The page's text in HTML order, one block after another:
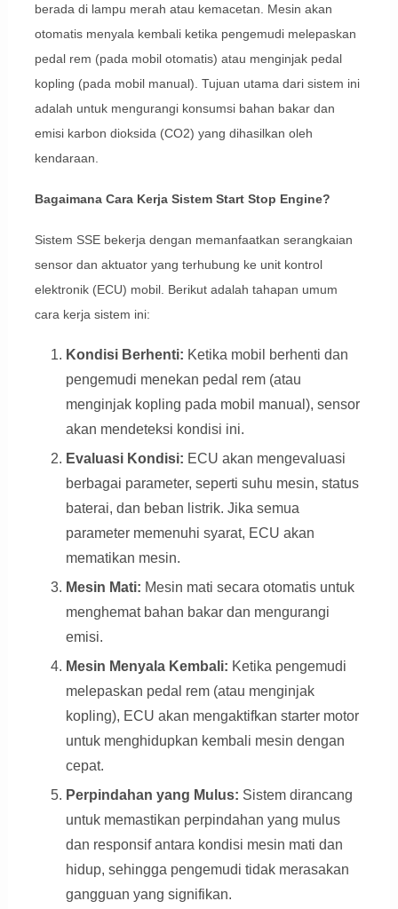
berada di lampu merah atau kemacetan. Mesin akan
otomatis menyala kembali ketika pengemudi melepaskan
pedal rem (pada mobil otomatis) atau menginjak pedal
kopling (pada mobil manual). Tujuan utama dari sistem ini
adalah untuk mengurangi konsumsi bahan bakar dan
emisi karbon dioksida (CO2) yang dihasilkan oleh
kendaraan.
Bagaimana Cara Kerja Sistem Start Stop Engine?
Sistem SSE bekerja dengan memanfaatkan serangkaian
sensor dan aktuator yang terhubung ke unit kontrol
elektronik (ECU) mobil. Berikut adalah tahapan umum
cara kerja sistem ini:
Kondisi Berhenti: Ketika mobil berhenti dan
pengemudi menekan pedal rem (atau
menginjak kopling pada mobil manual), sensor
akan mendeteksi kondisi ini.
Evaluasi Kondisi: ECU akan mengevaluasi
berbagai parameter, seperti suhu mesin, status
baterai, dan beban listrik. Jika semua
parameter memenuhi syarat, ECU akan
mematikan mesin.
Mesin Mati: Mesin mati secara otomatis untuk
menghemat bahan bakar dan mengurangi
emisi.
Mesin Menyala Kembali: Ketika pengemudi
melepaskan pedal rem (atau menginjak
kopling), ECU akan mengaktifkan starter motor
untuk menghidupkan kembali mesin dengan
cepat.
Perpindahan yang Mulus: Sistem dirancang
untuk memastikan perpindahan yang mulus
dan responsif antara kondisi mesin mati dan
hidup, sehingga pengemudi tidak merasakan
gangguan yang signifikan.